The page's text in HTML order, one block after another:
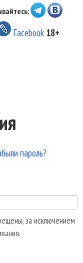
Facebook 18+
пароль?
за исключением